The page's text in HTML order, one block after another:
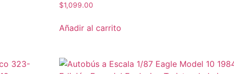
$1,099.00
Añadir al carrito